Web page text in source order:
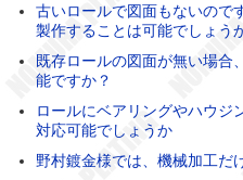
古いロールで図面もないので
製作することは可能でしょう
既存ロールの図面が無い場合
能ですか？
ロールにベアリングやハウジ
対応可能でしょうか
野村鍍金様では、機械加工だ